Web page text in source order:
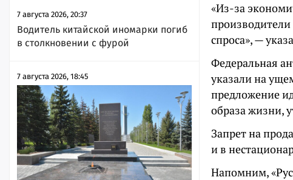
7 августа 2026, 20:37
Водитель китайской иномарки погиб
в столкновении с фурой
7 августа 2026, 18:45
«Из-за
спроса», —
Федеральная
указали на
предложение
образа жизни,
Запрет на
и в
Напомним,